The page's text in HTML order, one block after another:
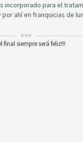
para el
ahí en franquicias de
final siempre será feliz!!!